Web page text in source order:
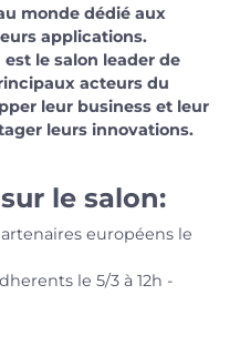
monde dédié aux
applications.
est le salon leader de
acteurs du
leur business et leur
leurs innovations.
le salon:
européens le
le 5/3 à 12h -